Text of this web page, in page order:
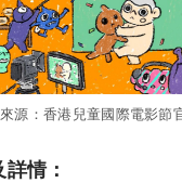
源：香港兒童國際電影節
情：